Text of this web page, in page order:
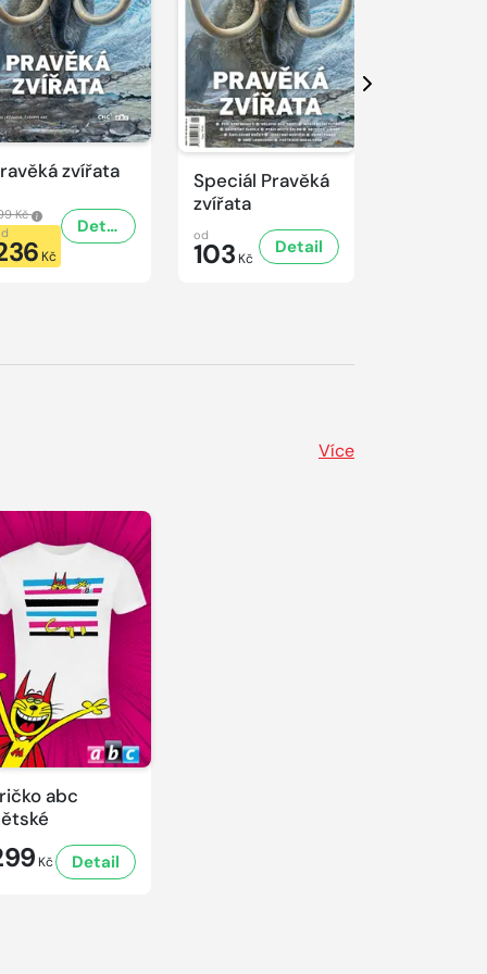
zvířata
Kč
Kč
Detail
Speciál Pravěká
zvířata
od
103 Kč
Detail
Další
Více
abc
Kč Detail